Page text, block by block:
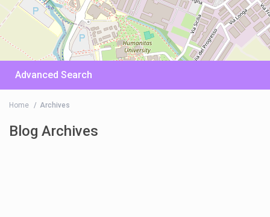
Advanced Search
Home Archives
Blog Archives